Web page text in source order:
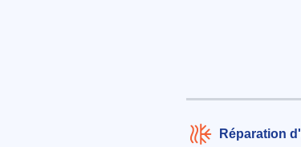
Réparation
278€ TTC
aux alentours de
Réparation